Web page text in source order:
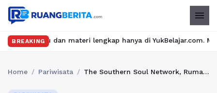
menu
BREAKING
materi lengkap hanya di YukBelajar.com. Mulai langkah
Home / Pariwisata / The Southern Soul Network, Rumah Musik Soul & Blues di Era Digital